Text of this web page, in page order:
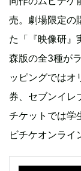
売。劇場限定の
た「『映像研』
森版の全3種が
ッピングではオ
券、セブンイレ
チケットでは学
ビチケオンライ